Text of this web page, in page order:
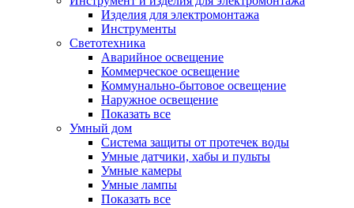
Изделия для электромонтажа
Инструменты
Светотехника
Аварийное освещение
Коммерческое освещение
Коммунально-бытовое освещение
Наружное освещение
Показать все
Умный дом
Система защиты от протечек воды
Умные датчики, хабы и пульты
Умные камеры
Умные лампы
Показать все